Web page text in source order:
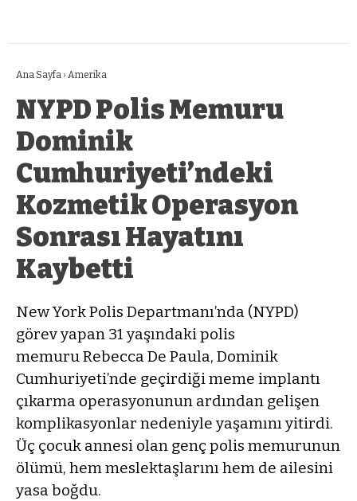
Ana Sayfa › Amerika
NYPD Polis Memuru
Dominik
Cumhuriyeti’ndeki
Kozmetik Operasyon
Sonrası Hayatını
Kaybetti
New York Polis Departmanı’nda (NYPD)
görev yapan 31 yaşındaki polis
memuru Rebecca De Paula, Dominik
Cumhuriyeti’nde geçirdiği meme implantı
çıkarma operasyonunun ardından gelişen
komplikasyonlar nedeniyle yaşamını yitirdi.
Üç çocuk annesi olan genç polis memurunun
ölümü, hem meslektaşlarını hem de ailesini
yasa boğdu.